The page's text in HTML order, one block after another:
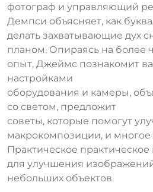
фотограф и управляющий
Демпси объясняет, как
делать захватывающие дух
планом. Опираясь на более
опыт, Джеймс познакомит
настройками
оборудования и камеры,
со светом, предложит
советы, которые помогут
макрокомпозиции, и многое
Практическое
для улучшения
небольших объектов.